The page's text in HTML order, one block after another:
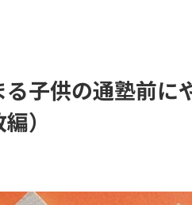
子供の通塾前に
）